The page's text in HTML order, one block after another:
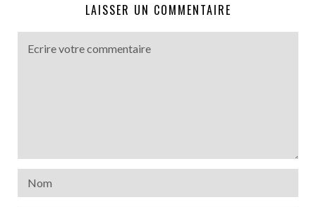
LAISSER UN COMMENTAIRE